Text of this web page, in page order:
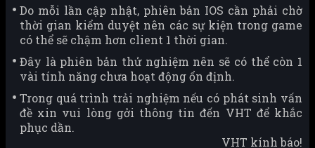
Do mỗi lần cập nhật, phiên bản IOS cần phải chờ
thời gian kiểm duyệt nên các sự kiện trong game
có thể sẽ chậm hơn client 1 thời gian.
Đây là phiên bản thử nghiệm nên sẽ có thể còn 1
vài tính năng chưa hoạt động ổn định.
Trong quá trình trải nghiệm nếu có phát sinh vấn
đề xin vui lòng gởi thông tin đến VHT để khắc
phục dần.
VHT kính báo!